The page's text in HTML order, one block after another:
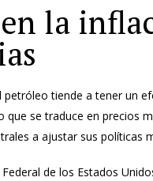
la
petróleo tiende a tener un
que se traduce en precios
a ajustar sus políticas
de los Estados